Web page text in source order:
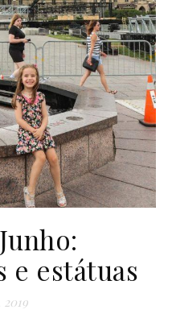
e estátuas